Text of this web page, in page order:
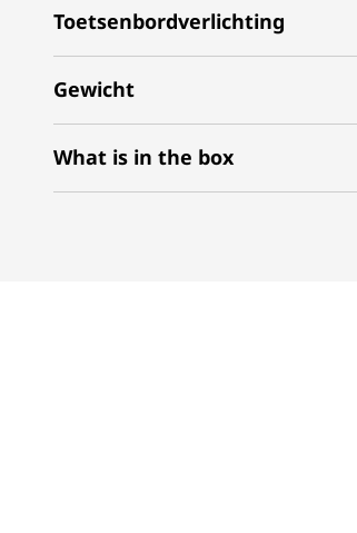
Toetsenbordverlichting
Gewicht
What is in the box